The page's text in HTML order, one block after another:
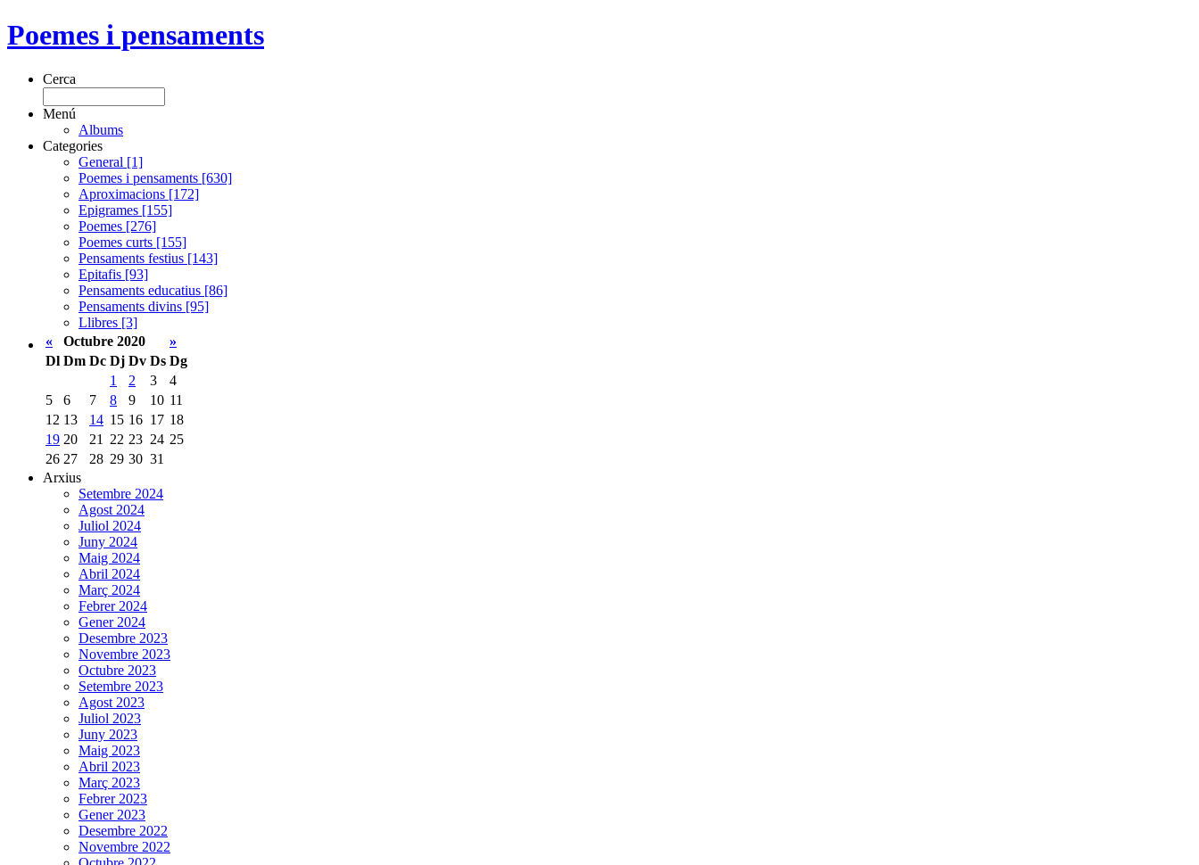
Poemes i pensaments
Cerca
Menú
Albums
Categories
General [1]
Poemes i pensaments [630]
Aproximacions [172]
Epigrames [155]
Poemes [276]
Poemes curts [155]
Pensaments festius [143]
Epitafis [93]
Pensaments educatius [86]
Pensaments divins [95]
Llibres [3]
«
Octubre 2020
»
Dl Dm Dc Dj Dv Ds Dg
1
2 3
4
5
6 7 8 9 10 11
12 13 14 15 16 17 18
19 20 21 22 23 24 25
26 27 28 29 30 31
Arxius
Setembre 2024
Agost 2024
Juliol 2024
Juny 2024
Maig 2024
Abril 2024
Març 2024
Febrer 2024
Gener 2024
Desembre 2023
Novembre 2023
Octubre 2023
Setembre 2023
Agost 2023
Juliol 2023
Juny 2023
Maig 2023
Abril 2023
Març 2023
Febrer 2023
Gener 2023
Desembre 2022
Novembre 2022